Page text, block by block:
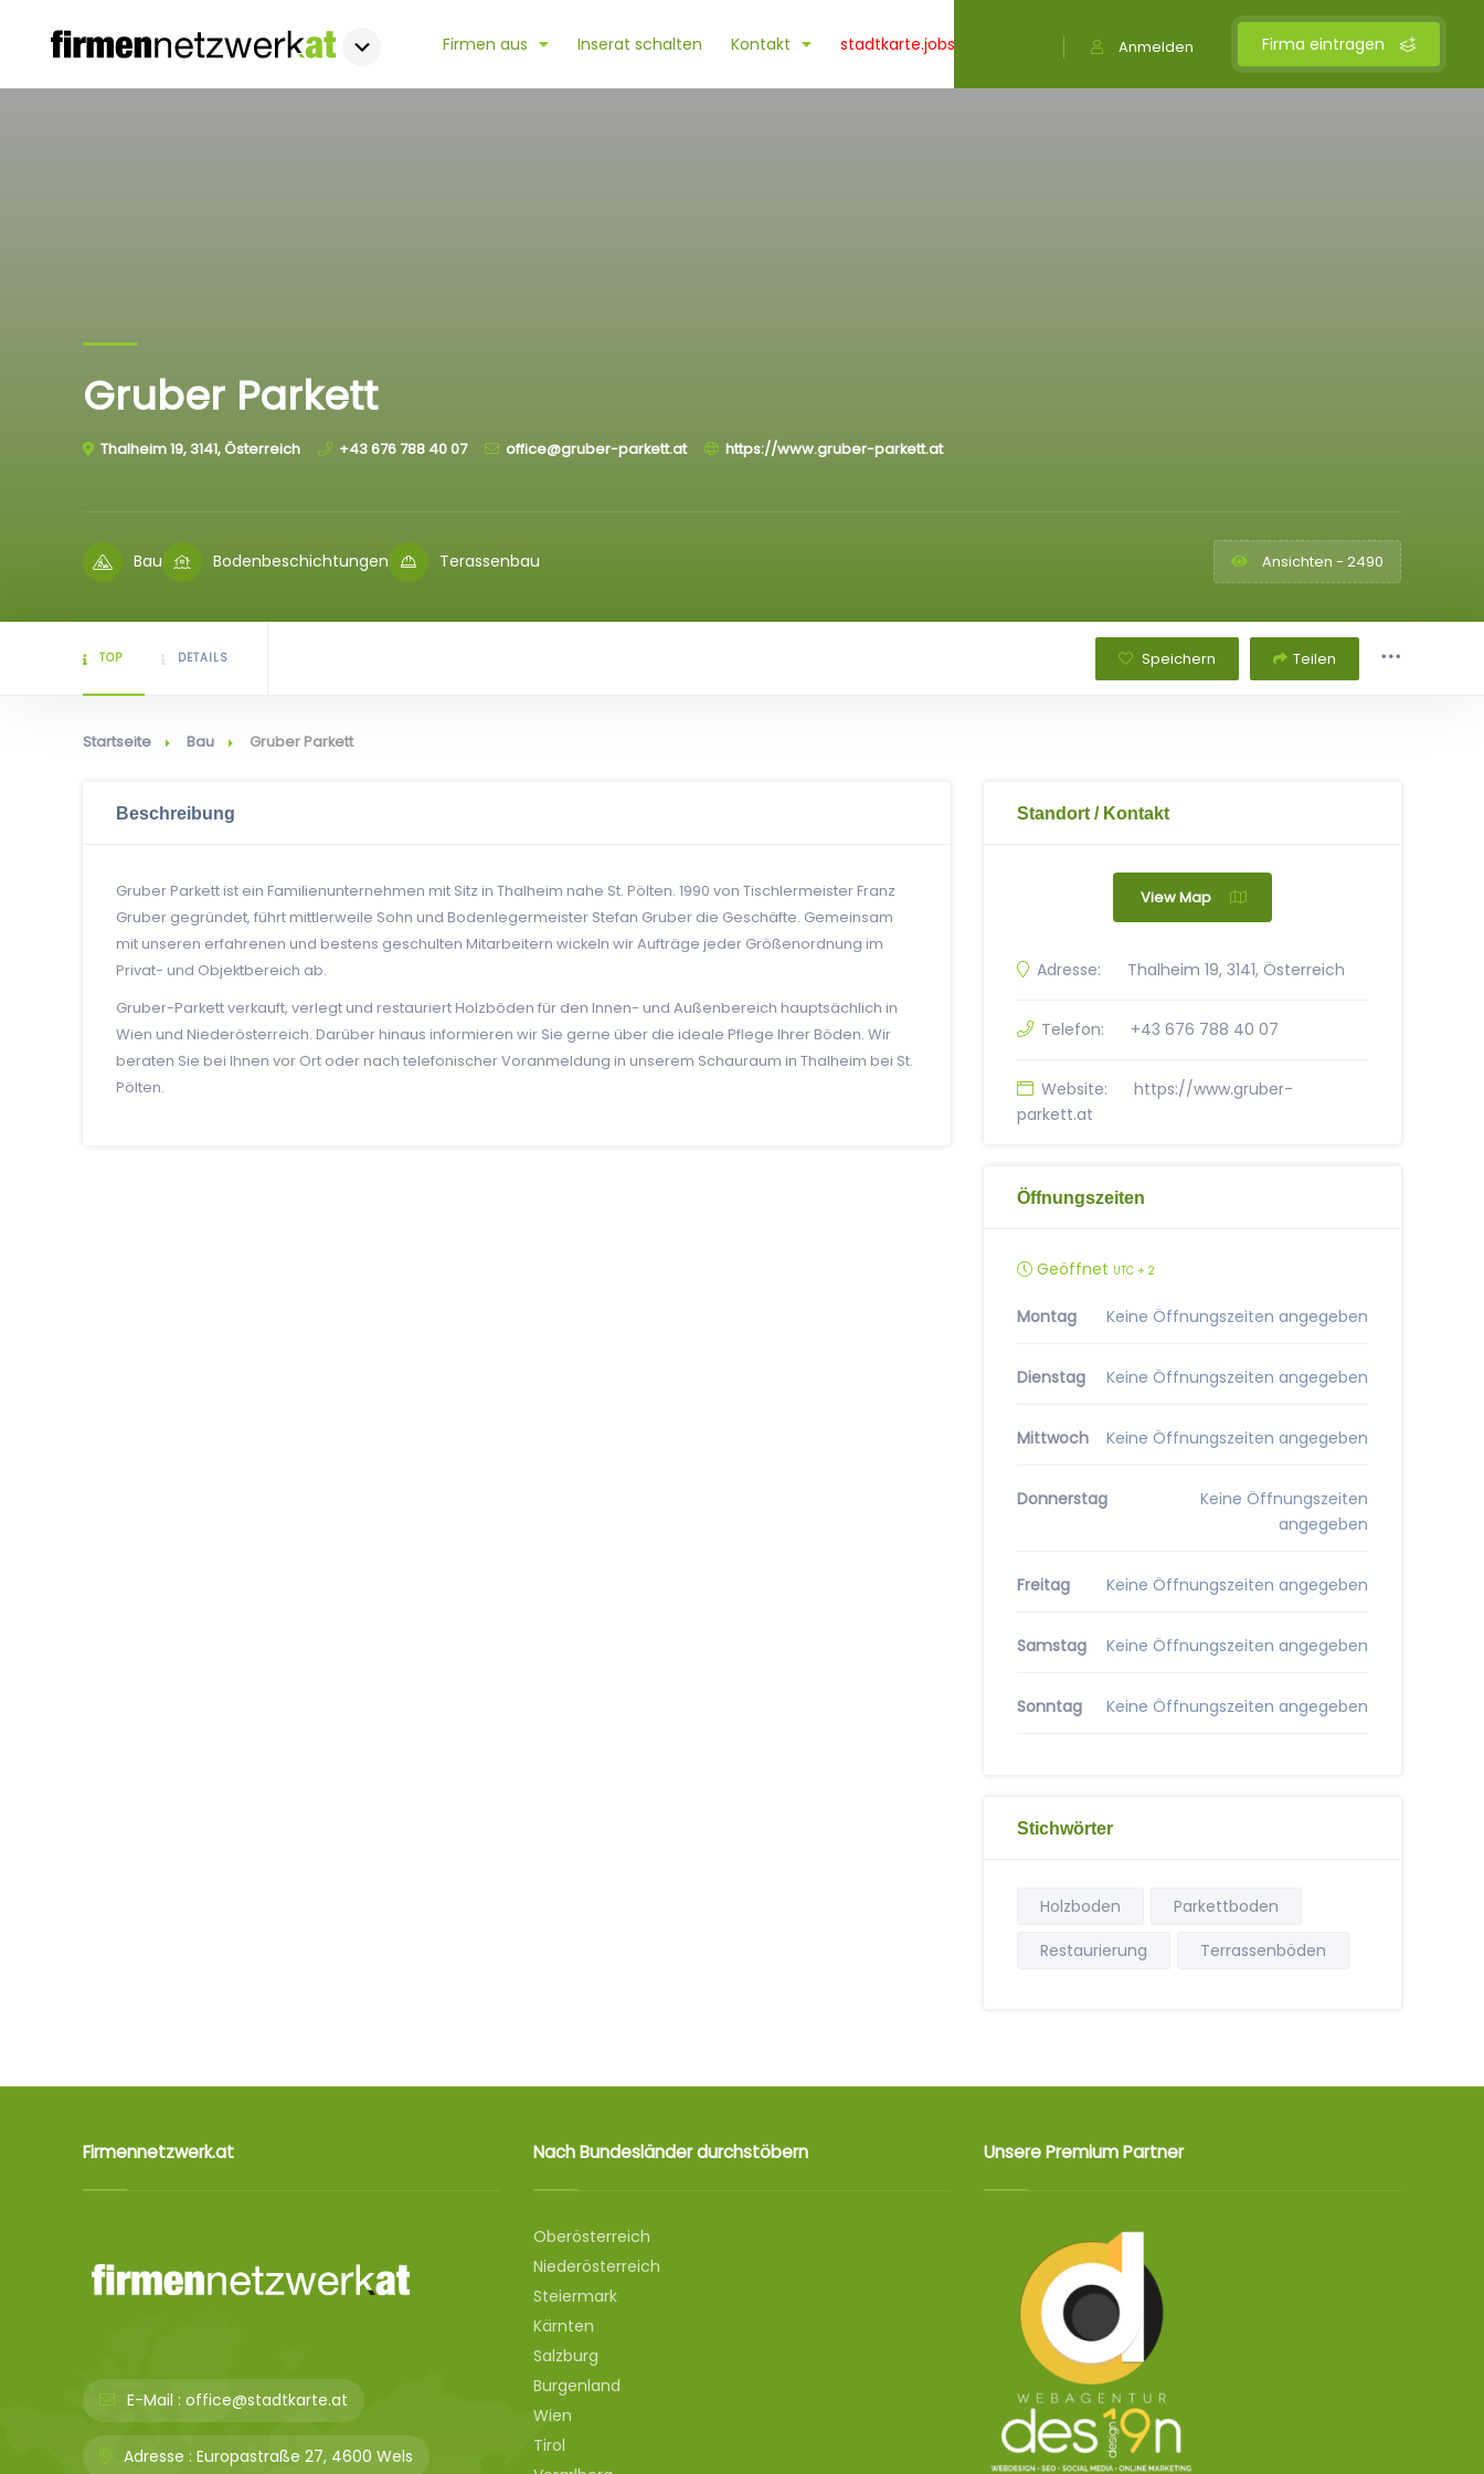
Firma eintragen
Anmelden
Firmen aus Inserat schalten Kontakt stadtkarte.jobs
Gruber Parkett
Thalheim 19, 3141, Österreich +43 676 788 40 07 office@gruber-parkett.at https://www.gruber-parkett.at
Bau Bodenbeschichtungen Terassenbau Ansichten - 2490
TOP DETAILS Speichern Teilen
Startseite Bau Gruber Parkett
Beschreibung
Gruber Parkett ist ein Familienunternehmen mit Sitz in Thalheim nahe St. Pölten. 1990 von Tischlermeister Franz
Gruber gegründet, führt mittlerweile Sohn und Bodenlegermeister Stefan Gruber die Geschäfte. Gemeinsam
mit unseren erfahrenen und bestens geschulten Mitarbeitern wickeln wir Aufträge jeder Größenordnung im
Privat- und Objektbereich ab.
Gruber-Parkett verkauft, verlegt und restauriert Holzböden für den Innen- und Außenbereich hauptsächlich in
Wien und Niederösterreich. Darüber hinaus informieren wir Sie gerne über die ideale Pflege Ihrer Böden. Wir
beraten Sie bei Ihnen vor Ort oder nach telefonischer Voranmeldung in unserem Schauraum in Thalheim bei St.
Pölten.
Standort / Kontakt
View Map
Adresse: Thalheim 19, 3141, Österreich
Telefon: +43 676 788 40 07
Website:
https://www.gruber-
parkett.at
Öffnungszeiten
Geöffnet UTC + 2
Montag Keine Öffnungszeiten angegeben
Dienstag Keine Öffnungszeiten angegeben
Mittwoch Keine Öffnungszeiten angegeben
Donnerstag
Keine Öffnungszeiten
angegeben
Freitag Keine Öffnungszeiten angegeben
Samstag Keine Öffnungszeiten angegeben
Sonntag Keine Öffnungszeiten angegeben
Stichwörter
Holzboden
Parkettboden
Restaurierung
Terrassenböden
Firmennetzwerk.at
E-Mail : office@stadtkarte.at
Adresse : Europastraße 27, 4600 Wels
Nach Bundesländer durchstöbern
Oberösterreich
Niederösterreich
Steiermark
Kärnten
Salzburg
Burgenland
Wien
Tirol
Unsere Premium Partner